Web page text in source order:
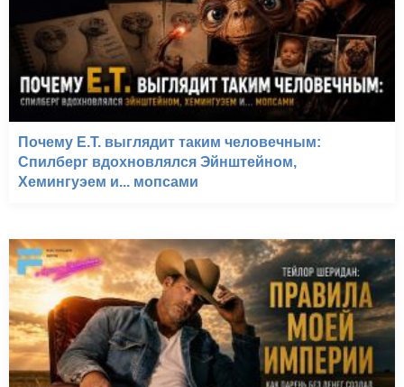
Почему E.T. выглядит таким человечным:
Спилберг вдохновлялся Эйнштейном,
Хемингуэем и... мопсами